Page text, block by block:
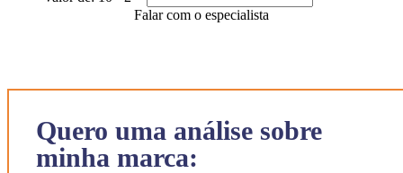
Quero uma análise sobre
minha marca:
Falar com o especialista